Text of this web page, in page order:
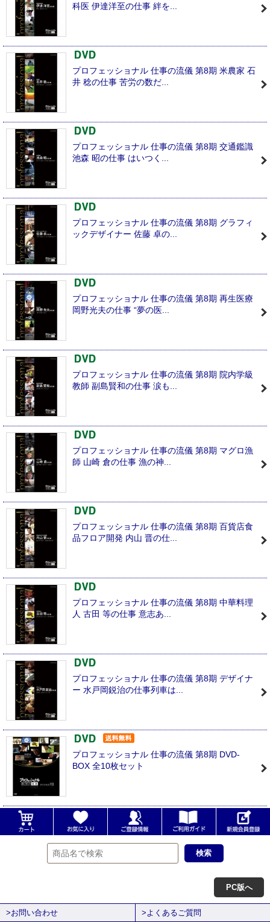
科医 伊達洋至の仕事 絆を...
プロフェッショナル 仕事の流儀 第8期 米農家 石
井 稔の仕事 苦労の数だ...
プロフェッショナル 仕事の流儀 第8期 交通鑑識
池森 昭の仕事 はいつく...
プロフェッショナル 仕事の流儀 第8期 グラフィ
ックデザイナー 佐藤 卓の...
プロフェッショナル 仕事の流儀 第8期 再生医療
岡野光夫の仕事 “夢の医...
プロフェッショナル 仕事の流儀 第8期 院内学級
教師 副島賢和の仕事 涙も...
プロフェッショナル 仕事の流儀 第8期 マグロ漁
師 山崎 倉の仕事 漁の神...
プロフェッショナル 仕事の流儀 第8期 百貨店食
品フロア開発 内山 晋の仕...
プロフェッショナル 仕事の流儀 第8期 中華料理
人 古田 等の仕事 意志あ...
プロフェッショナル 仕事の流儀 第8期 デザイナ
ー 水戸岡鋭治の仕事列車は...
プロフェッショナル 仕事の流儀 第8期 DVD-
BOX 全10枚セット
PC版へ
>お問い合わせ >よくあるご質問